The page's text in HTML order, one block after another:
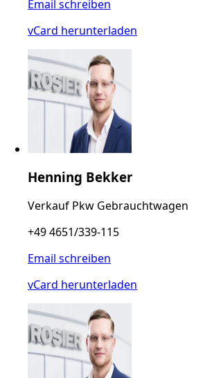
Email schreiben
vCard herunterladen
Henning Bekker
Verkauf Pkw Gebrauchtwagen
+49 4651/339-115
Email schreiben
vCard herunterladen